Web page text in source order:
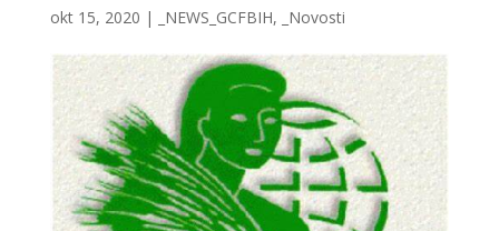
okt 15, 2020 | _NEWS_GCFBIH, _Novosti